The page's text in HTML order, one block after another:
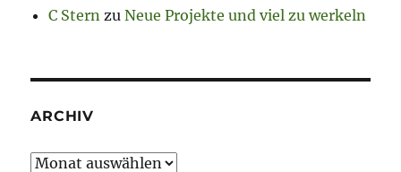
C Stern zuNeue Projekte und viel zu werkeln
ARCHIV
Archiv